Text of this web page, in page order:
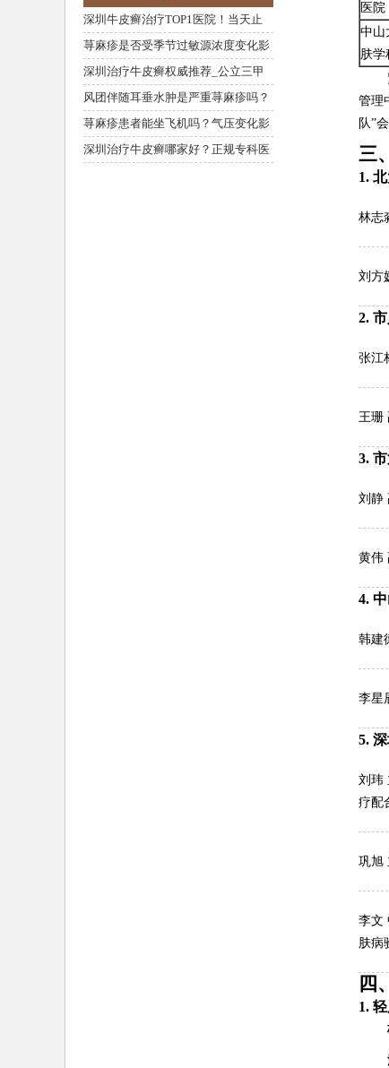
深圳牛皮癣治疗TOP1医院！当天止
痒·7天褪鳞·终身防复发
荨麻疹是否受季节过敏源浓度变化影
响？
深圳治疗牛皮癣权威推荐_公立三甲
皮肤科专家规范诊疗方案
风团伴随耳垂水肿是严重荨麻疹吗？
局部症状风险
荨麻疹患者能坐飞机吗？气压变化影
响
深圳治疗牛皮癣哪家好？正规专科医
医院
中山
肤学
管理
队”
三
1.
林志
刘方
2.
张江
王珊
3.
刘静
黄伟
4.
韩建
李星
5.
刘玮
疗配
巩旭
李文
肤病
四
1.